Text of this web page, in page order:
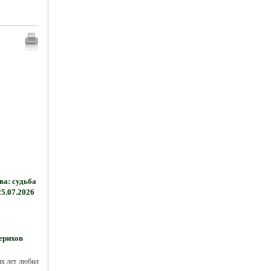
судьба
лет любил